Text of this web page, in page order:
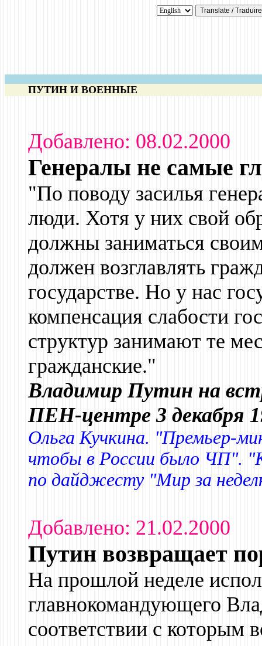
ПУТИН И ВОЕННЫЕ
Добавлено: 08.02.2000
Генералы не самые
"По поводу засилья
люди. Хотя у них свой
должны заниматься
должен возглавлять
государстве. Но у нас
компенсация слабости
структур занимают те
гражданские."
Владимир Путин на
ПЕН-центре 3 декабря
Ольга Кучкина. "Премьер-
чтобы в России было ЧП".
по дайджесту "Мир за
Добавлено: 21.02.2000
Путин возвращает
На прошлой неделе
главнокомандующего
соответствии с которым